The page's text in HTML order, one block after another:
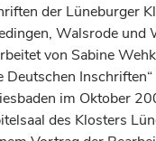
der Lüneburger
Walsrode und
von Sabine
Deutschen
im Oktober
des Klosters